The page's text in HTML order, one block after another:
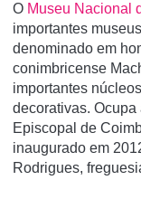
O Museu Nacional
importantes
denominado em
conimbricense
importantes
decorativas.
Episcopal de
inaugurado em
Rodrigues,